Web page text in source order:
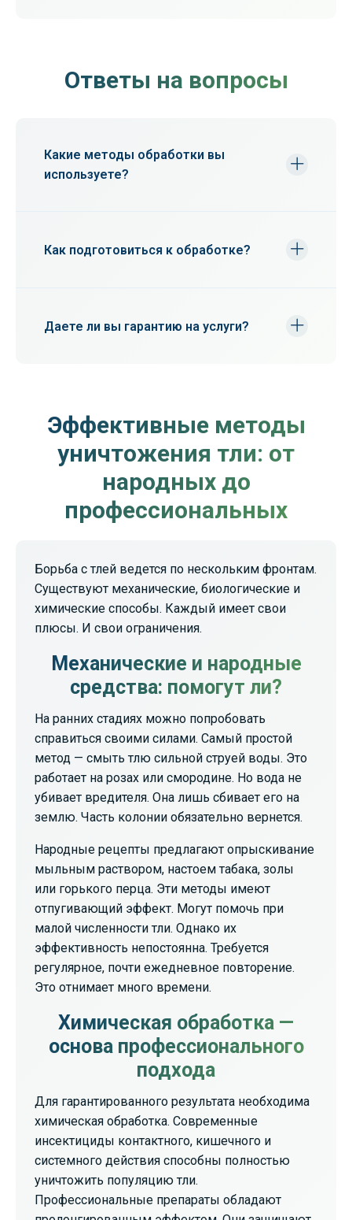
Ответы на вопросы
Какие методы обработки вы
используете?
обработку инсектицидами, в зависимости
от ситуации.
Как подготовиться к обработке?
помещение или участок.
Даете ли вы гарантию на услуги?
Эффективные методы
уничтожения тли: от
народных до
профессиональных
Борьба с тлей ведется по нескольким фронтам.
Существуют механические, биологические и
химические способы. Каждый имеет свои
плюсы. И свои ограничения.
Механические и народные
средства: помогут ли?
На ранних стадиях можно попробовать
справиться своими силами. Самый простой
метод — смыть тлю сильной струей воды. Это
работает на розах или смородине. Но вода не
убивает вредителя. Она лишь сбивает его на
землю. Часть колонии обязательно вернется.
Народные рецепты предлагают опрыскивание
мыльным раствором, настоем табака, золы
или горького перца. Эти методы имеют
отпугивающий эффект. Могут помочь при
малой численности тли. Однако их
эффективность непостоянна. Требуется
регулярное, почти ежедневное повторение.
Это отнимает много времени.
Химическая обработка —
основа профессионального
подхода
Для гарантированного результата необходима
химическая обработка. Современные
инсектициды контактного, кишечного и
системного действия способны полностью
уничтожить популяцию тли.
Профессиональные препараты обладают